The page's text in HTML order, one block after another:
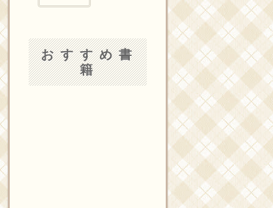
おすすめ書
籍